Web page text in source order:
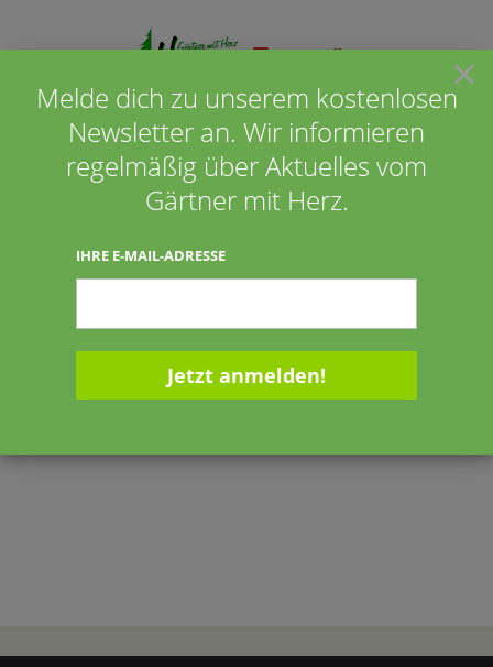
Seite wählen
immer etwas. Viele Menschen haben uns schon
wahnsinnig schön! Und so lang blühend!
×
Melde dich zu unserem kostenlosen
Newsletter an. Wir informieren
regelmäßig über Aktuelles vom
Gärtner mit Herz.
IHRE E-MAIL-ADRESSE